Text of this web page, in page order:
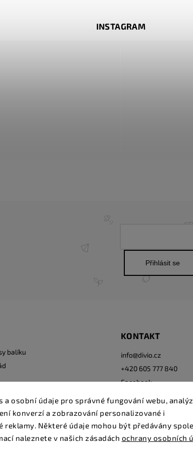
a osobní údaje pro správné fungování webu,
konverzí a zobrazování personalizované i
reklamy. Některé údaje mohou být předávány
naleznete v našich zásadách ochrany osobních
balíku
INSTAGRAM
Přihlásit se
KONTAKT
info@divio.cz
+420 605 777 840
Facebook
Copyright 2026 www.divio.cz. Všechna práva